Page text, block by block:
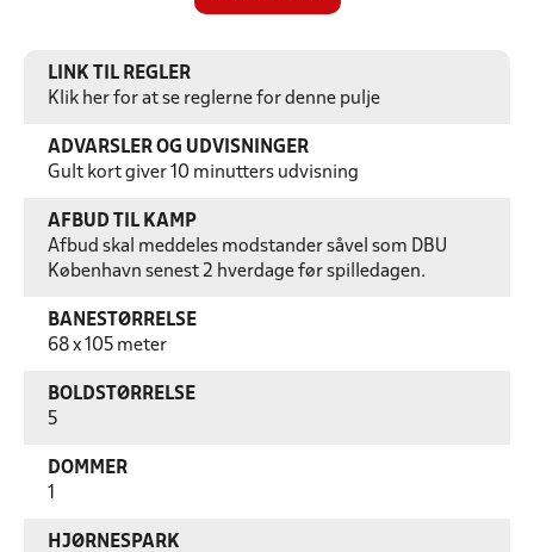
LINK TIL REGLER
Klik her for at se reglerne for denne pulje
ADVARSLER OG UDVISNINGER
Gult kort giver 10 minutters udvisning
AFBUD TIL KAMP
Afbud skal meddeles modstander såvel som DBU
København senest 2 hverdage før spilledagen.
BANESTØRRELSE
68 x 105 meter
BOLDSTØRRELSE
5
DOMMER
HJØRNESPARK